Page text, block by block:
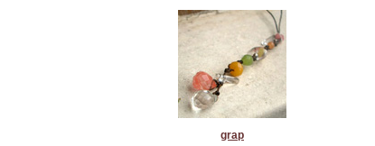
grap